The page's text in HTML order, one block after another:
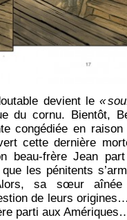
devient le «
du cornu. Bientôt,
congédiée en
cette dernière
beau-frère Jean
les pénitents
sa sœur
de leurs
parti aux